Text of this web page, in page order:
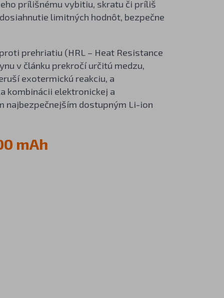
prílišnému vybitiu, skratu či príliš
limitných hodnôt, bezpečne
prehriatiu (HRL – Heat Resistance
v článku prekročí určitú medzu,
exotermickú reakciu, a
kombinácii elektronickej a
najbezpečnejším dostupným Li-ion
mAh